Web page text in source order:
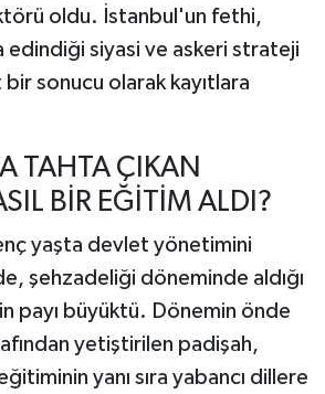
oldu. İstanbul'un fethi,
edindiği siyasi ve askeri strateji
sonucu olarak kayıtlara
TAHTA ÇIKAN
BİR EĞİTİM ALDI?
yaşta devlet yönetimini
şehzadeliği döneminde aldığı
payı büyüktü. Dönemin önde
yetiştirilen padişah,
yanı sıra yabancı dillere